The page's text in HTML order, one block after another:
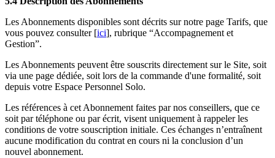
Les Abonnements disponibles sont décrits sur notre page Tarifs, que
vous pouvez consulter [ici], rubrique “Accompagnement et
Gestion”.
Les Abonnements peuvent être souscrits directement sur le Site, soit
via une page dédiée, soit lors de la commande d'une formalité, soit
depuis votre Espace Personnel Solo.
Les références à cet Abonnement faites par nos conseillers, que ce
soit par téléphone ou par écrit, visent uniquement à rappeler les
conditions de votre souscription initiale. Ces échanges n’entraînent
aucune modification du contrat en cours ni la conclusion d’un
nouvel abonnement.